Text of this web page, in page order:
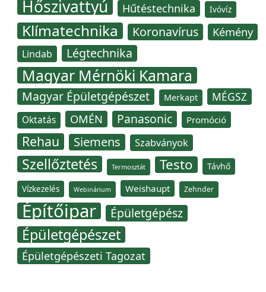
Hőszivattyú Hűtéstechnika Ivóvíz
Klímatechnika Koronavírus Kémény
Lindab Légtechnika
Magyar Mérnöki Kamara
Magyar Épületgépészet Merkapt MÉGSZ
Oktatás OMÉN Panasonic Promóció
Rehau Siemens Szabványok
Szellőztetés Termosztát Testo Távhő
Vízkezelés Webinárium Weishaupt Zehnder
Építőipar Épületgépész
Épületgépészet
Épületgépészeti Tagozat